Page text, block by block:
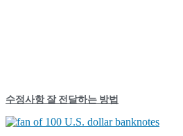
수정사항 잘 전달하는 방법